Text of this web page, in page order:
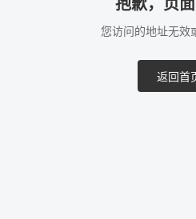
抱歉，页
您访问的地址无效
返回首